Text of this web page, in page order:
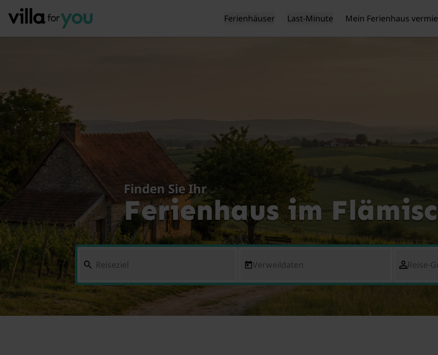
Ferienhäuser Last-Minute Mein Ferienhaus
Finden Sie Ihr
Ferienhaus im
Verweildaten Reise-